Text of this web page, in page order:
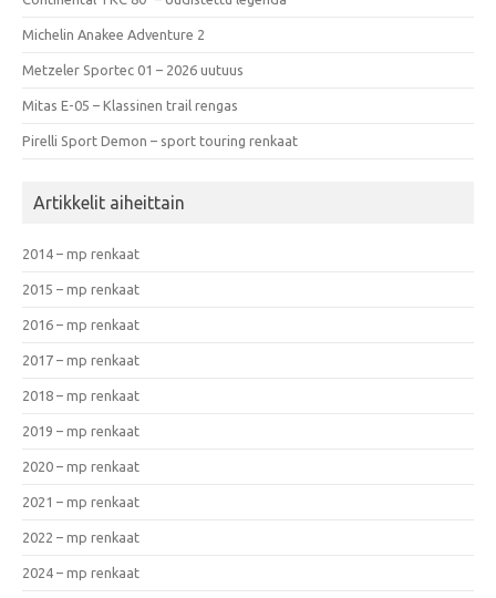
Michelin Anakee Adventure 2
Metzeler Sportec 01 – 2026 uutuus
Mitas E-05 – Klassinen trail rengas
Pirelli Sport Demon – sport touring renkaat
Artikkelit aiheittain
2014 – mp renkaat
2015 – mp renkaat
2016 – mp renkaat
2017 – mp renkaat
2018 – mp renkaat
2019 – mp renkaat
2020 – mp renkaat
2021 – mp renkaat
2022 – mp renkaat
2024 – mp renkaat